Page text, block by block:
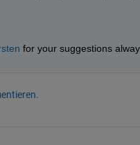
for your suggestions